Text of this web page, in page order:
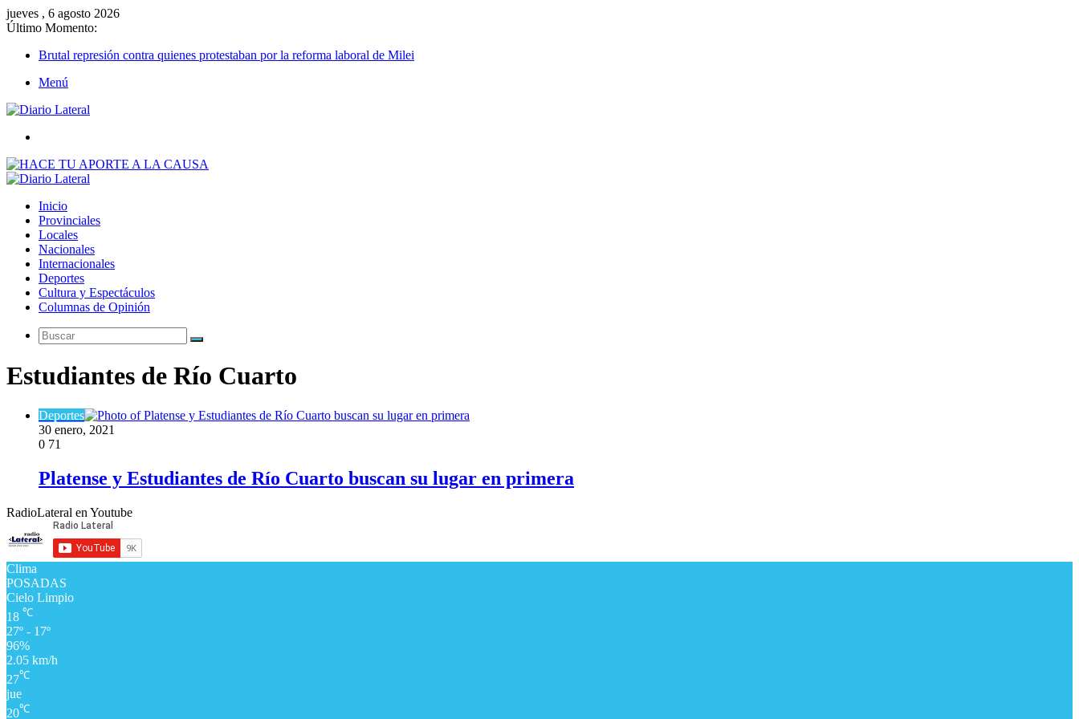
jueves , 6 agosto 2026
Último Momento:
Brutal represión contra quienes protestaban por la reforma laboral de Milei
Menú
Inicio
Provinciales
Locales
Nacionales
Internacionales
Deportes
Cultura y Espectáculos
Columnas de Opinión
Buscar
Estudiantes de Río Cuarto
Deportes
30 enero, 2021
0 71
Platense y Estudiantes de Río Cuarto buscan su lugar en primera
RadioLateral en Youtube
Clima
POSADAS
Cielo Limpio
18 ℃
27º - 17º
96%
2.05 km/h
27℃
jue
20℃